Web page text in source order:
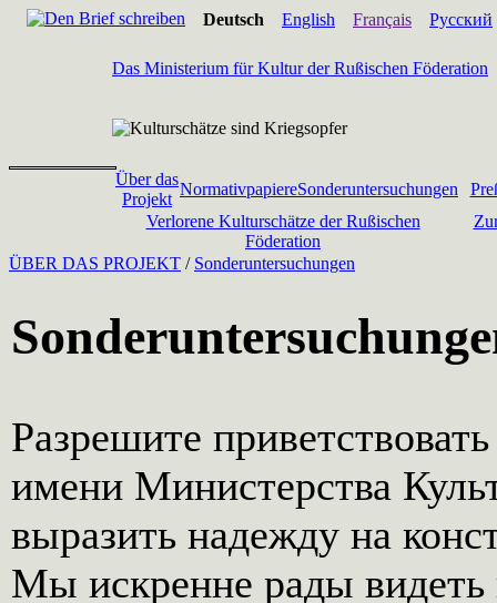
Deutsch English Français Русский
Das Ministerium für Kultur der Rußischen Föderation
Über das
Projekt
NormativpapiereSonderuntersuchungen
Verlorene Kulturschätze der Rußischen
Föderation
ÜBER DAS PROJEKT / Sonderuntersuchungen
Разрешите
имени Министерства
выразить надежду на
Мы искренне рады видеть